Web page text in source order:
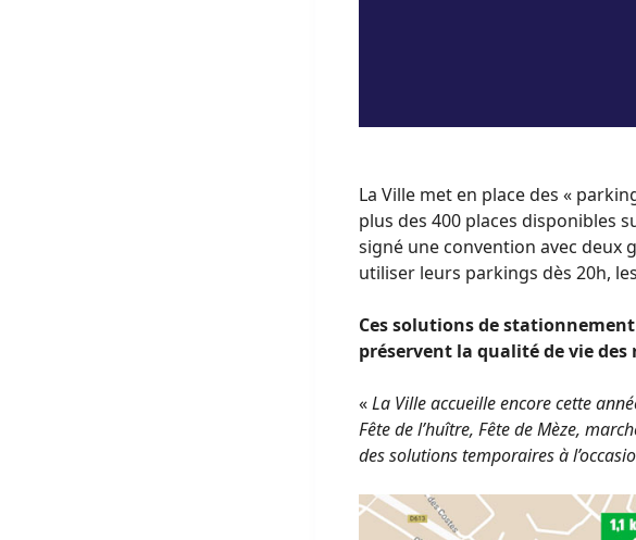
La Ville met en place des «
plus des 400 places disponibles
signé une convention avec deux
utiliser leurs parkings dès 20h,
Ces solutions de
préservent la qualité de vie
«La Ville accueille encore cette
Fête de l’huître, Fête de Mèze,
des solutions temporaires à